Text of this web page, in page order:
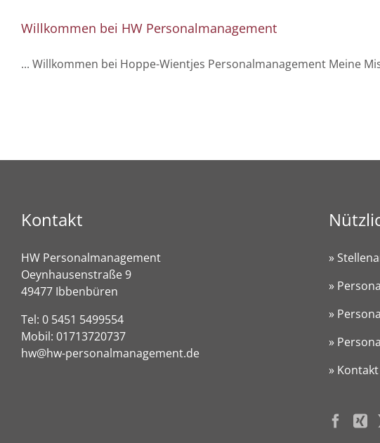
Willkommen bei HW Personalmanagement
... Willkommen bei Hoppe-Wientjes Personalmanagement Meine
Kontakt
HW Personalmanagement
Oeynhausenstraße 9
49477 Ibbenbüren
Tel: 0 5451 5499554
Mobil: 01713720737
hw@hw-personalmanagement.de
»
»
»
»
» Kontakt